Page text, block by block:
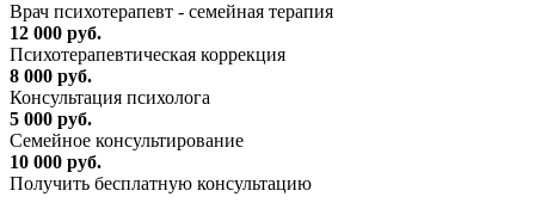
Врач психотерапевт - семейная терапия
12 000 руб.
Психотерапевтическая коррекция
8 000 руб.
Консультация психолога
5 000 руб.
Семейное консультирование
10 000 руб.
Получить бесплатную консультацию